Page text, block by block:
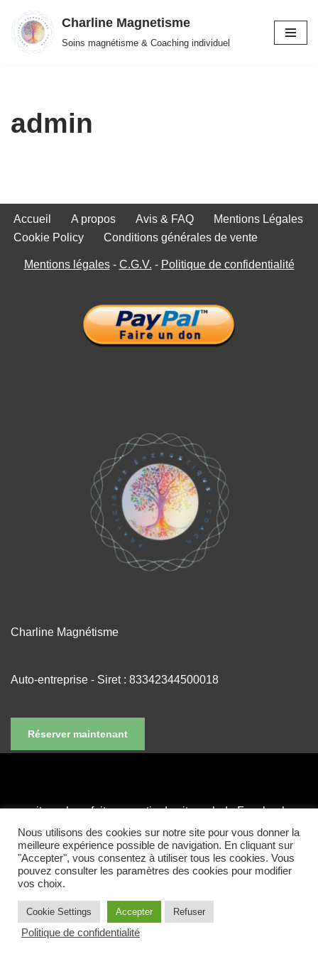
Aller
Charline Magnetisme
Soins magnétisme & Coaching individuel
admin
Accueil A propos Avis & FAQ
Mentions Légales
Cookie Policy
Conditions générales de vente
Mentions légales- C.G.V. - Politique de confidentialité
Charline Magnétisme
Auto-entreprise - Siret : 83342344500018
Réserver maintenant
ce site web ne fait pas partie du site web de Facebook ou
de Facebook Inc. et n'est en aucun cas soutenu par
Facebook. FACEBOOK est une marque de FACEBOOK,
Inc.
Neve| Propulsé par
Nous utilisons des cookies sur notre site pour vous donner la
meilleure expérience possible de navigation. En cliquant sur
"Accepter", vous consentez à utiliser tous les cookies. Vous
pouvez consulter les paramètres des cookies pour modifier
vos choix.
Cookie Settings Accepter Refuser
Politique de confidentialité